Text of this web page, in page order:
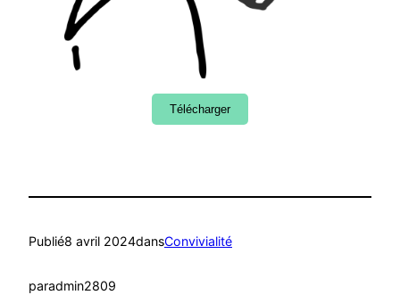
Télécharger
Publié8 avril 2024dansConvivialité
paradmin2809